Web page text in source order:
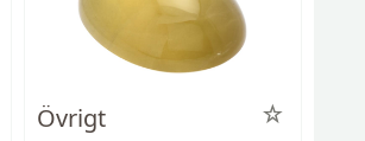
Övrigt